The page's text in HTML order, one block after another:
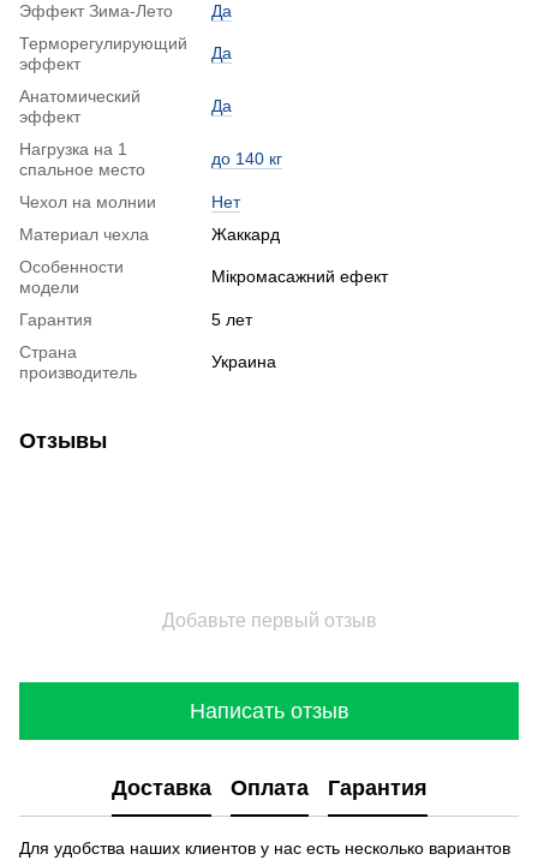
Эффект Зима-Лето
Да
Терморегулирующий
эффект
Да
Анатомический
эффект
Да
Нагрузка на 1
спальное место
до 140 кг
Чехол на молнии
Нет
Материал чехла
Жаккард
Особенности
модели
Мікромасажний ефект
Гарантия
5 лет
Страна
производитель
Украина
Отзывы
Добавьте первый отзыв
Написать отзыв
Доставка Оплата Гарантия
Для удобства наших клиентов у нас есть несколько вариантов